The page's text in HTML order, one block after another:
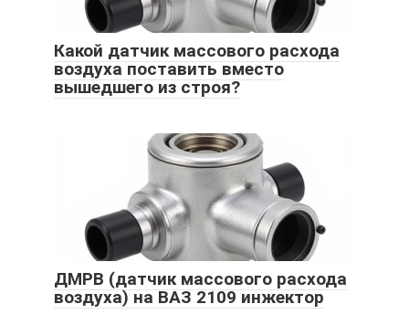
Какой датчик массового расхода
воздуха поставить вместо
вышедшего из строя?
ДМРВ (датчик массового расхода
воздуха) на ВАЗ 2109 инжектор